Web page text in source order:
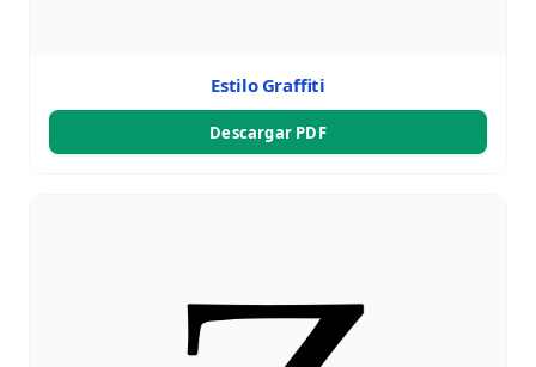
Estilo Graffiti
Descargar PDF